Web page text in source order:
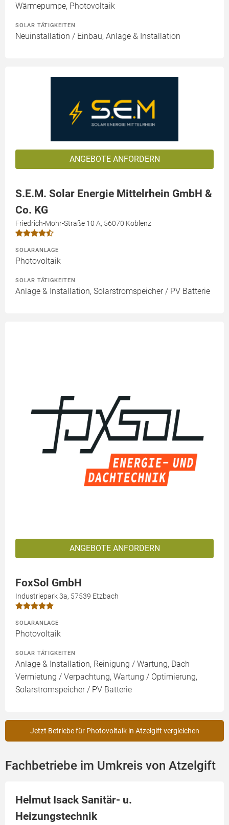
Wärmepumpe, Photovoltaik
SOLAR TÄTIGKEITEN
Neuinstallation / Einbau, Anlage & Installation
ANGEBOTE ANFORDERN
S.E.M. Solar Energie Mittelrhein GmbH &
Co. KG
Friedrich-Mohr-Straße 10 A, 56070 Koblenz
SOLARANLAGE
Photovoltaik
SOLAR TÄTIGKEITEN
Anlage & Installation, Solarstromspeicher / PV Batterie
ANGEBOTE ANFORDERN
FoxSol GmbH
Industriepark 3a, 57539 Etzbach
SOLARANLAGE
Photovoltaik
SOLAR TÄTIGKEITEN
Anlage & Installation, Reinigung / Wartung, Dach
Vermietung / Verpachtung, Wartung / Optimierung,
Solarstromspeicher / PV Batterie
Jetzt Betriebe für Photovoltaik in Atzelgift vergleichen
Fachbetriebe im Umkreis von Atzelgift
Helmut Isack Sanitär- u.
Heizungstechnik